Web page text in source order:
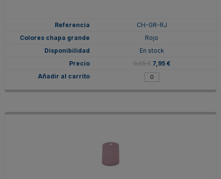
CH-GR-RJ
Rojo
En stock
9,95 € 7,95 €